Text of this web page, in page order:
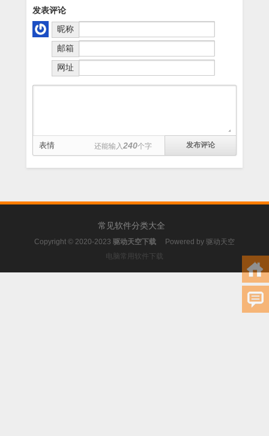
发表评论
昵称
邮箱
网址
表情 还能输入 240个字
常见软件分类大全
Copyright © 2020-2023 驱动天空下载 Powered by 驱动天空
电脑常用软件下载